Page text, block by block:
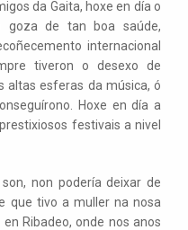
da Gaita, hoxe en día o
goza de tan boa saúde,
internacional
tiveron o desexo de
altas esferas da música, ó
Hoxe en día a
festivais a nivel
non podería deixar de
que tivo a muller na nosa
Ribadeo, onde nos anos